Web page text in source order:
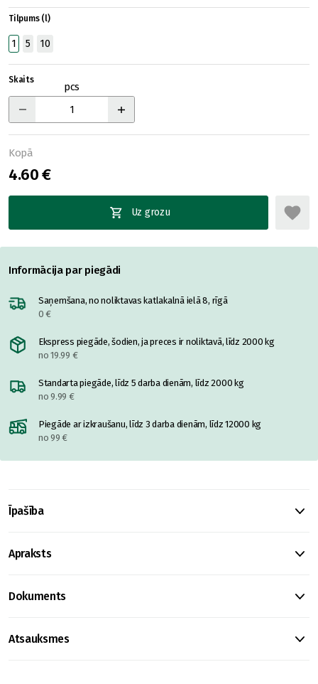
Tilpums (l)
1 5 10
Skaits
pcs
Kopā
4.60 €
Uz grozu
Informācija par piegādi
Saņemšana, no noliktavas katlakalnā ielā 8, rīgā
0 €
Ekspress piegāde, šodien, ja preces ir noliktavā, līdz 2000 kg
no 19.99 €
Standarta piegāde, līdz 5 darba dienām, līdz 2000 kg
no 9.99 €
Piegāde ar izkraušanu, līdz 3 darba dienām, līdz 12000 kg
no 99 €
Īpašība
Apraksts
Dokuments
Atsauksmes